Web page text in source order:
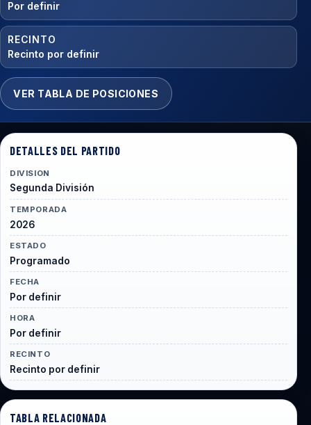
Por definir
RECINTO
Recinto por definir
VER TABLA DE POSICIONES
DETALLES DEL PARTIDO
DIVISION
Segunda División
TEMPORADA
2026
ESTADO
Programado
FECHA
Por definir
HORA
Por definir
RECINTO
Recinto por definir
TABLA RELACIONADA